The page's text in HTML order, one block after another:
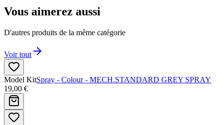
Vous aimerez aussi
D'autres produits de la même catégorie
Voir tout
Model KitSpray - Colour - MECH.STANDARD GREY SPRAY
19,00 €